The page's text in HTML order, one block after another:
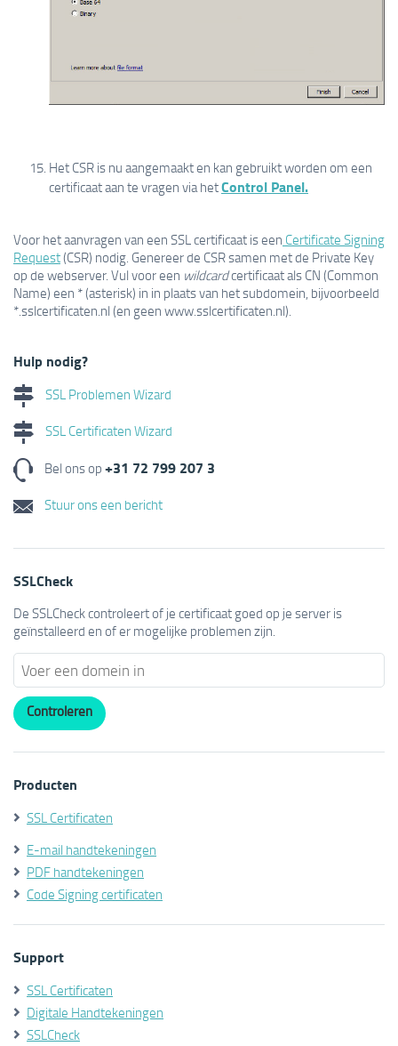
Het CSR is nu aangemaakt en kan gebruikt worden om een
certificaat aan te vragen via hetControl Panel.
Voor het aanvragen van een SSL certificaat is een Certificate Signing
Request(CSR) nodig. Genereer de CSR samen met de Private Key
op de webserver. Vul voor een wildcardcertificaat als CN (Common
Name) een * (asterisk) in in plaats van het subdomein, bijvoorbeeld
*.sslcertificaten.nl (en geen www.sslcertificaten.nl).
Hulp nodig?
SSL Problemen Wizard
SSL Certificaten Wizard
Bel ons op +31 72 799 207 3
Stuur ons een bericht
SSLCheck
De SSLCheck controleert of je certificaat goed op je server is
geïnstalleerd en of er mogelijke problemen zijn.
Producten
SSL Certificaten
E-mail handtekeningen
PDF handtekeningen
Code Signing certificaten
Support
SSL Certificaten
Digitale Handtekeningen
SSLCheck